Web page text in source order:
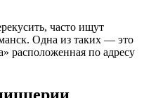
часто ищут
Одна из таких — это
расположенная по адресу